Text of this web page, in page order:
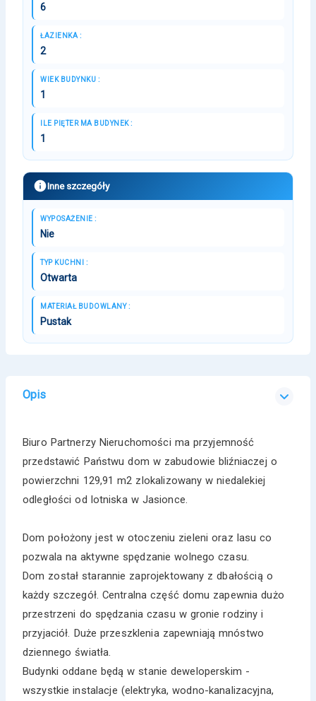
6
ŁAZIENKA :
2
WIEK BUDYNKU :
1
ILE PIĘTER MA BUDYNEK :
1
Inne szczegóły
WYPOSAŻENIE :
Nie
TYP KUCHNI :
Otwarta
MATERIAŁ BUDOWLANY :
Pustak
Opis
Biuro Partnerzy Nieruchomości ma przyjemność
przedstawić Państwu dom w zabudowie bliźniaczej o
powierzchni 129,91 m2 zlokalizowany w niedalekiej
odległości od lotniska w Jasionce.
Dom położony jest w otoczeniu zieleni oraz lasu co
pozwala na aktywne spędzanie wolnego czasu.
Dom został starannie zaprojektowany z dbałością o
każdy szczegół. Centralna część domu zapewnia dużo
przestrzeni do spędzania czasu w gronie rodziny i
przyjaciół. Duże przeszklenia zapewniają mnóstwo
dziennego światła.
Budynki oddane będą w stanie deweloperskim -
wszystkie instalacje (elektryka, wodno-kanalizacyjna,